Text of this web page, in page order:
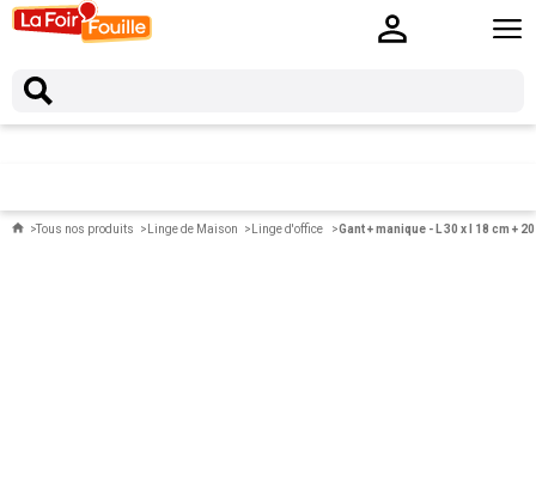
Tous nos produits Linge de Maison Linge d'office